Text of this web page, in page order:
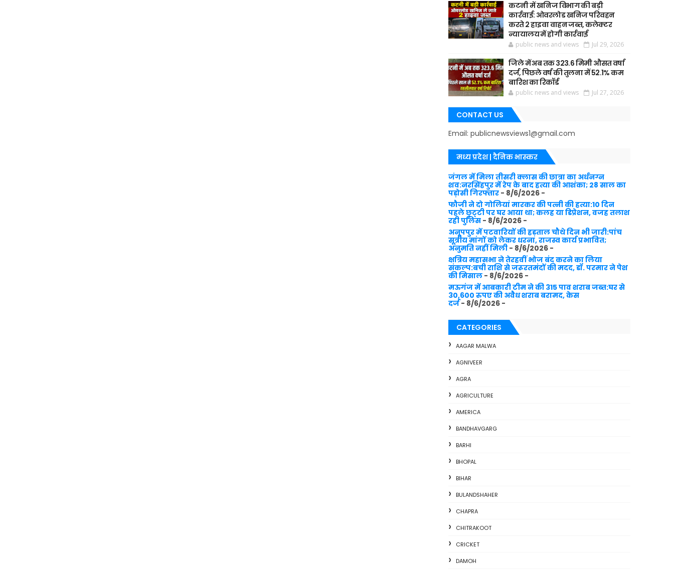
कटनी में खनिज विभाग की बड़ी
कार्रवाई: ओवरलोड खनिज परिवहन
करते 2 हाइवा वाहन जब्त, कलेक्टर
न्यायालय में होगी कार्रवाई
public news and views Jul 29, 2026
जिले में अब तक 323.6 मिमी औसत वर्षा
दर्ज, पिछले वर्ष की तुलना में 52.1% कम
बारिश का रिकॉर्ड
public news and views Jul 27, 2026
CONTACT US
Email: publicnewsviews1@gmail.com
मध्य प्रदेश | दैनिक भास्कर
जंगल में मिला तीसरी क्लास की छात्रा का अर्धनग्न
शव:नरसिंहपुर में रेप के बाद हत्या की आशंका; 28 साल का
पड़ोसी गिरफ्तार - 8/6/2026 -
फौजी ने दो गोलियां मारकर की पत्नी की हत्या:10 दिन
पहले छुट्‌टी पर घर आया था; कलह या डिप्रेशन, वजह तलाश
रही पुलिस - 8/6/2026 -
अनूपपुर में पटवारियों की हड़ताल चौथे दिन भी जारी:पांच
सूत्रीय मांगों को लेकर धरना, राजस्व कार्य प्रभावित;
अनुमति नहीं मिली - 8/6/2026 -
क्षत्रिय महासभा ने तेरहवीं भोज बंद करने का लिया
संकल्प:बची राशि से जरूरतमंदों की मदद, डॉ. परमार ने पेश
की मिसाल - 8/6/2026 -
मऊगंज में आबकारी टीम ने की 315 पाव शराब जब्त:घर से
30,600 रुपए की अवैध शराब बरामद, केस
दर्ज- 8/6/2026 -
CATEGORIES
AAGAR MALWA
AGNIVEER
AGRA
AGRICULTURE
AMERICA
BANDHAVGARG
BARHI
BHOPAL
BIHAR
BULANDSHAHER
CHAPRA
CHITRAKOOT
CRICKET
DAMOH